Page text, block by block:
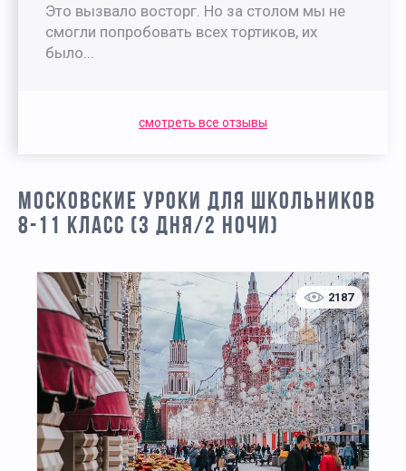
Это вызвало восторг. Но за столом мы не
смогли попробовать всех тортиков, их
было...
смотреть все отзывы
МОСКОВСКИЕ УРОКИ ДЛЯ ШКОЛЬНИКОВ
8-11 КЛАСС (3 ДНЯ/2 НОЧИ)
2187